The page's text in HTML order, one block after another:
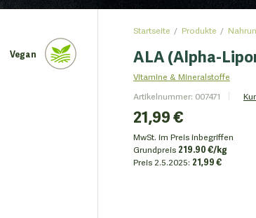
Vegan
Startseite Produkte
ALA (Alpha-
Vitamine & Mineralstoffe
Artikelnummer: 007471
21,99 €
MwSt. im Preis inbegriffen
Grundpreis 219.90 €/kg
Preis 2.5.2025: 21,99 €